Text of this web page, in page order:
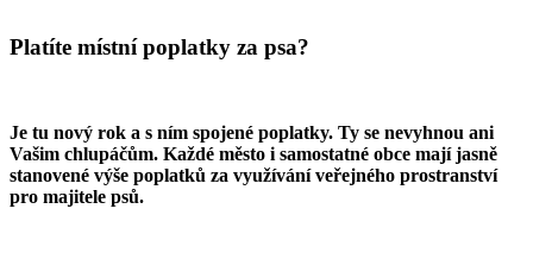
Platíte místní poplatky za psa?
Je tu nový rok a s ním spojené poplatky. Ty se nevyhnou ani
Vašim chlupáčům. Každé město i samostatné obce mají jasně
stanovené výše poplatků za využívání veřejného prostranství
pro majitele psů.